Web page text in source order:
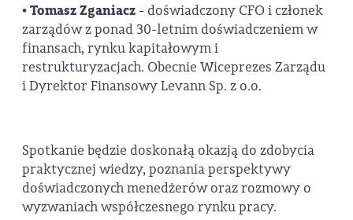
•Tomasz Zganiacz - doświadczony CFO i członek
zarządów z ponad 30-letnim doświadczeniem w
finansach, rynku kapitałowym i
restrukturyzacjach. Obecnie Wiceprezes Zarządu
i Dyrektor Finansowy Levann Sp. z o.o.
Spotkanie będzie doskonałą okazją do zdobycia
praktycznej wiedzy, poznania perspektywy
doświadczonych menedżerów oraz rozmowy o
wyzwaniach współczesnego rynku pracy.